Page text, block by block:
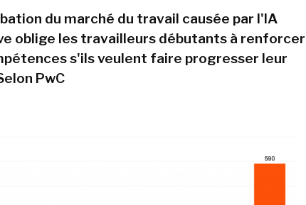
du marché du travail causée par l'IA
oblige les travailleurs débutants à renforcer
s'ils veulent faire progresser leur
PwC